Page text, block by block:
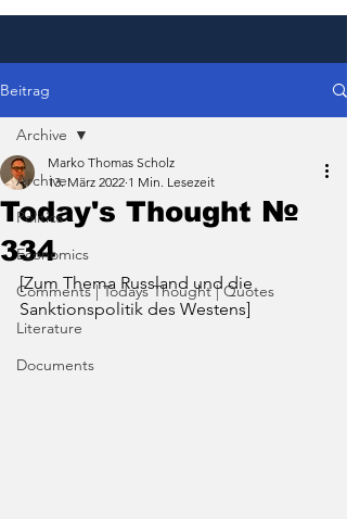
Beitrag
Archive
Politics
Economics
Comments | Todays Thought | Quotes
Literature
Documents
Archive
Today's Thought №
334
Marko Thomas Scholz
13. März 2022 1 Min. Lesezeit
[Zum Thema Russland und die
Sanktionspolitik des Westens]